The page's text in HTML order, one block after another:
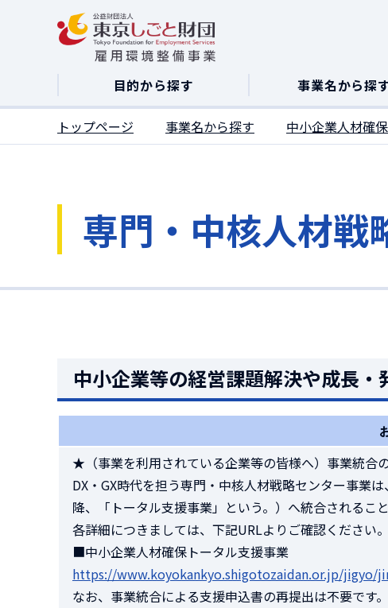
ここがページトップです
目的から探す
事業名から探
トップページ 事業名から探す 中小企業人材確
専門・中核人材戦
中小企業等の経営課題解決や成長・
★（事業を利用されている企業等の皆様へ）事業統合
DX・GX時代を担う専門・中核人材戦略センター事業
降、「トータル支援事業」という。）へ統合されるこ
各詳細につきましては、下記URLよりご確認ください。
■中小企業人材確保トータル支援事業
https://www.koyokankyo.shigotozaidan.or.jp/jigyo/
なお、事業統合による支援申込書の再提出は不要です。